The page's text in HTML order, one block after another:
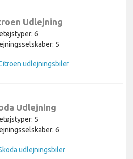
Udlejning
6
5
udlejningsbiler
Udlejning
5
6
udlejningsbiler